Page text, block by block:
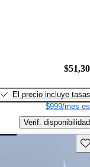
El precio incluye tasas
$999/mes
Verif. disponibilidad